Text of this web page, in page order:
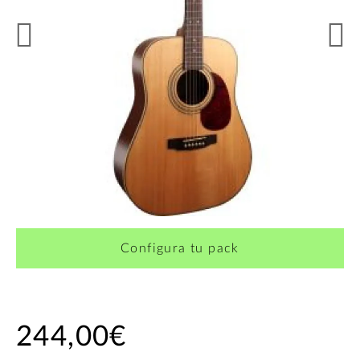
¿Quieres crearte tu propio pack?
Configura tu pack
244,00€